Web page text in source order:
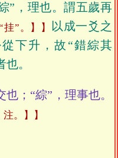
”，理也。謂五歲再
挂”。】
以成一爻之
下升，故“錯綜其
。
；“綜”，理事也。
。】